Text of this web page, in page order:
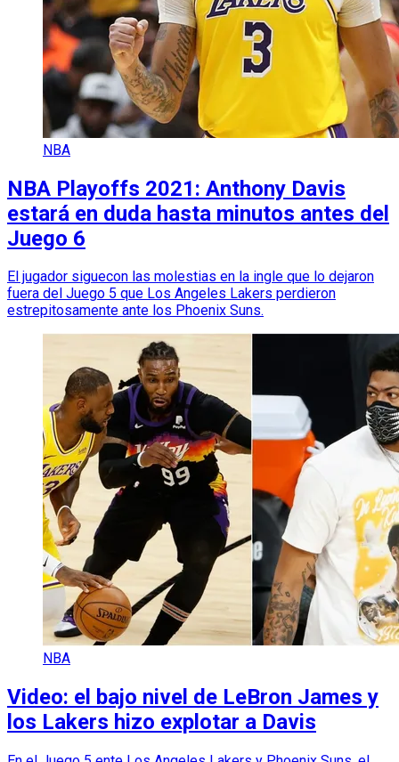
NBA
NBA Playoffs 2021: Anthony Davis
estará en duda hasta minutos antes del
Juego 6
El jugador siguecon las molestias en la ingle que lo dejaron
fuera del Juego 5 que Los Angeles Lakers perdieron
estrepitosamente ante los Phoenix Suns.
NBA
Video: el bajo nivel de LeBron James y
los Lakers hizo explotar a Davis